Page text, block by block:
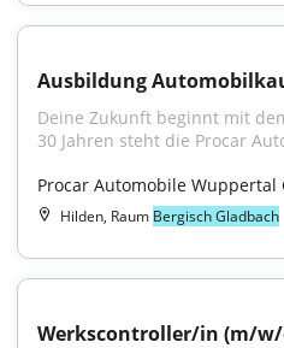
Ausbildung
Deine Zukunft beginnt mit
30 Jahren steht die Procar
Procar Automobile Wuppertal
Hilden, Raum Bergisch Gladbach
Werkscontroller/in (m/